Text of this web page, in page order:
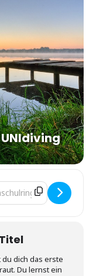
UNIdiving
- Schnuppertauchen / Try
Address -
dich das erste
Du lernst ein